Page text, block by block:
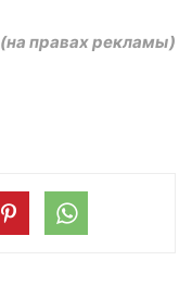
(на правах рекламы)